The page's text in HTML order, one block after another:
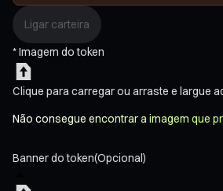
Ligar carteira
*Imagem do token
Clique para carregarou arraste e largue
Não consegue encontrar a imagem que
Banner do token(Opcional)